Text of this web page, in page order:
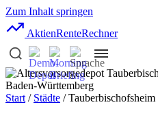
Zum Inhalt springen
AktienRenteRechner
Start / Städte / Tauberbischofsheim